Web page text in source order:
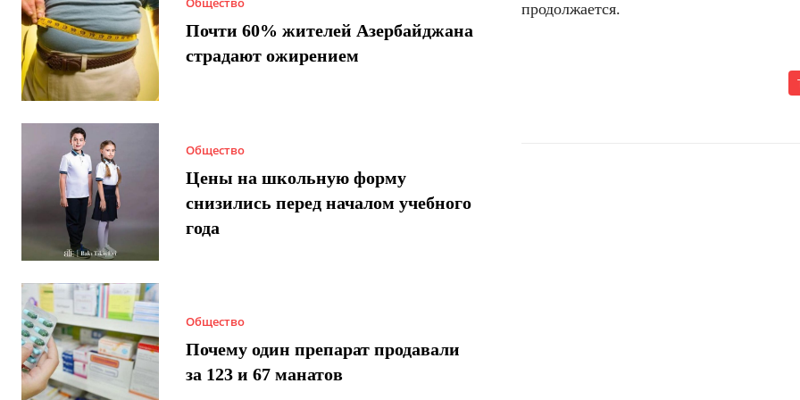
Почти 60% жителей Азербайджана
страдают ожирением
Общество
Цены на школьную форму
снизились перед началом учебного
года
Общество
Почему один препарат продавали
за 123 и 67 манатов
продолжается.